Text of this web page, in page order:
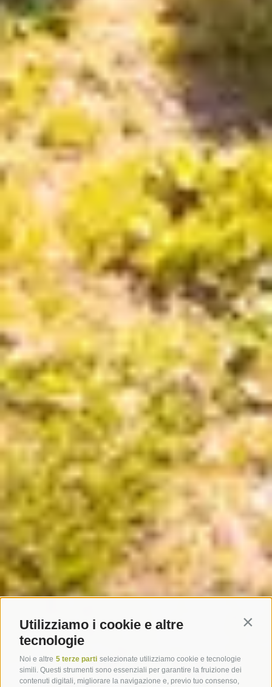
Utilizziamo i cookie e altre
tecnologie
Noi e altre 5 terze parti selezionate utilizziamo cookie e tecnologie
simili. Questi strumenti sono essenziali per garantire la fruizione dei
contenuti digitali, migliorare la navigazione e, previo tuo consenso,